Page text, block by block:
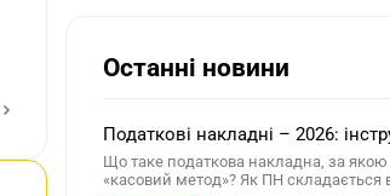
Останні новини
Податкові накладні – 2026:
Що таке податкова накладна, за якою
«касовий метод»? Як ПН складається в